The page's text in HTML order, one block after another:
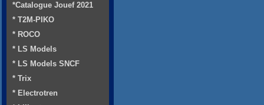
*Catalogue Jouef 2021
* T2M-PIKO
* ROCO
* LS Models
* LS Models SNCF
* Trix
* Electrotren